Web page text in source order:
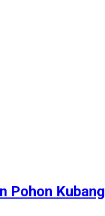
Pohon Kubang